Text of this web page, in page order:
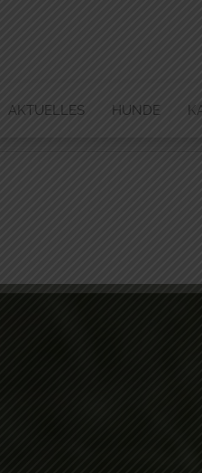
AKTUELLES HUNDE